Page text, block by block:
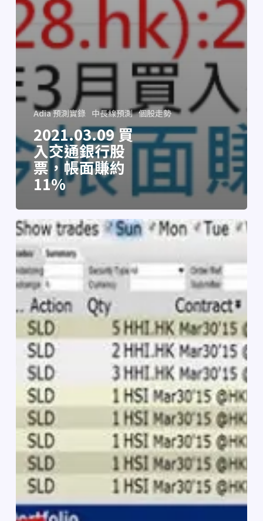
Adia 預測實錄 中長線預測 個股走勢
2021.03.09 買
入交通銀行股
票，帳面賺約
11%